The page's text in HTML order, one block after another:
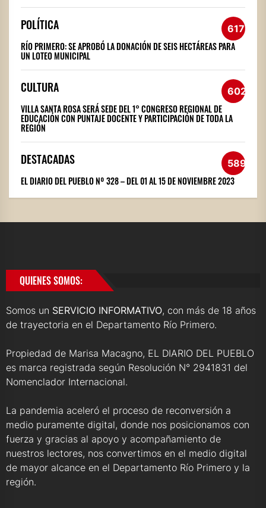
POLÍTICA 617
RÍO PRIMERO: SE APROBÓ LA DONACIÓN DE SEIS HECTÁREAS PARA
UN LOTEO MUNICIPAL
CULTURA 602
VILLA SANTA ROSA SERÁ SEDE DEL 1° CONGRESO REGIONAL DE
EDUCACIÓN CON PUNTAJE DOCENTE Y PARTICIPACIÓN DE TODA LA
REGIÓN
DESTACADAS 589
EL DIARIO DEL PUEBLO Nº 328 – DEL 01 AL 15 DE NOVIEMBRE 2023
QUIENES SOMOS:
Somos un SERVICIO INFORMATIVO, con más de 18 años
de trayectoria en el Departamento Río Primero.
Propiedad de Marisa Macagno, EL DIARIO DEL PUEBLO
es marca registrada según Resolución N° 2941831 del
Nomenclador Internacional.
La pandemia aceleró el proceso de reconversión a
medio puramente digital, donde nos posicionamos con
fuerza y gracias al apoyo y acompañamiento de
nuestros lectores, nos convertimos en el medio digital
de mayor alcance en el Departamento Río Primero y la
región.